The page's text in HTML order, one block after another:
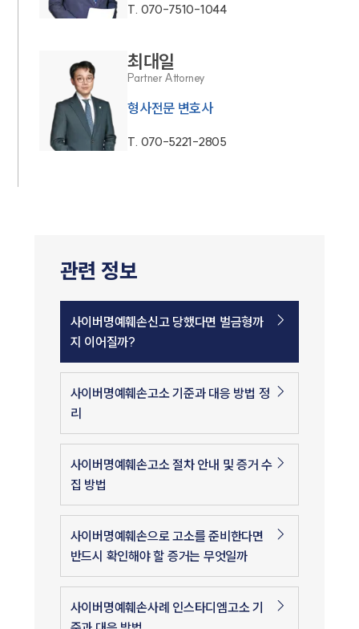
T. 070-7510-1044
최대일
Partner Attorney
형사전문 변호사
T. 070-5221-2805
관련 정보
사이버명예훼손신고 당했다면 벌금형까
지 이어질까?
사이버명예훼손고소 기준과 대응 방법 정
리
사이버명예훼손고소 절차 안내 및 증거 수
집 방법
사이버명예훼손으로 고소를 준비한다면
반드시 확인해야 할 증거는 무엇일까
사이버명예훼손사례 인스타디엠고소 기